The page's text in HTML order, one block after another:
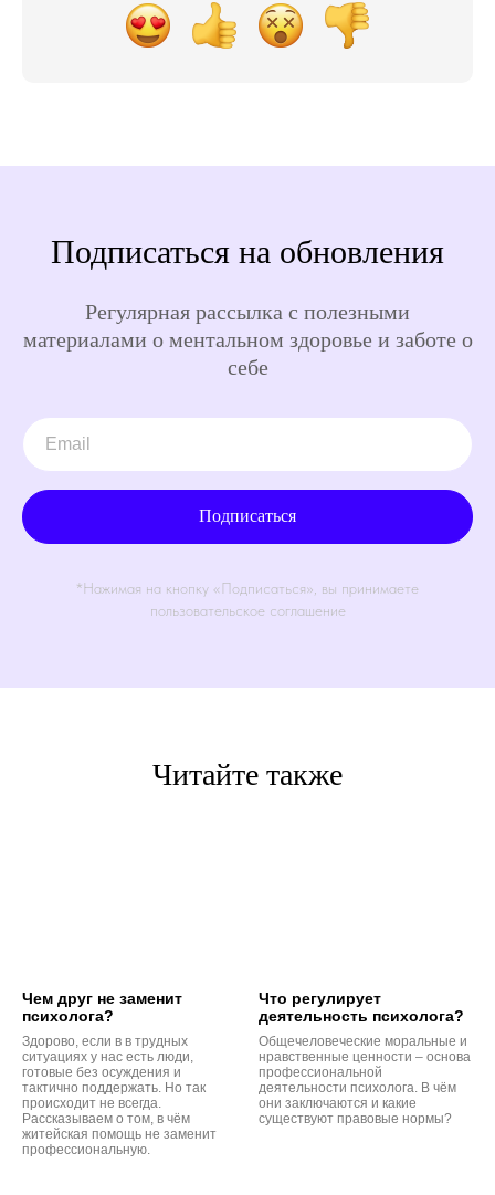
Подписаться на обновления
Регулярная рассылка с полезными
материалами о ментальном здоровье и заботе о
себе
Подписаться
*Нажимая на кнопку «Подписаться», вы принимаете
пользовательское соглашение
Читайте также
Чем друг не заменит
психолога?
Здорово, если в в трудных
ситуациях у нас есть люди,
готовые без осуждения и
тактично поддержать. Но так
происходит не всегда.
Рассказываем о том, в чём
житейская помощь не заменит
профессиональную.
Что регулирует
деятельность психолога?
Общечеловеческие моральные и
нравственные ценности – основа
профессиональной
деятельности психолога. В чём
они заключаются и какие
существуют правовые нормы?